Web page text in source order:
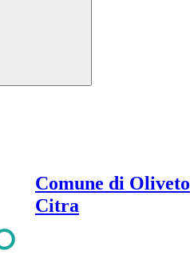
Comune di Oliveto
Citra